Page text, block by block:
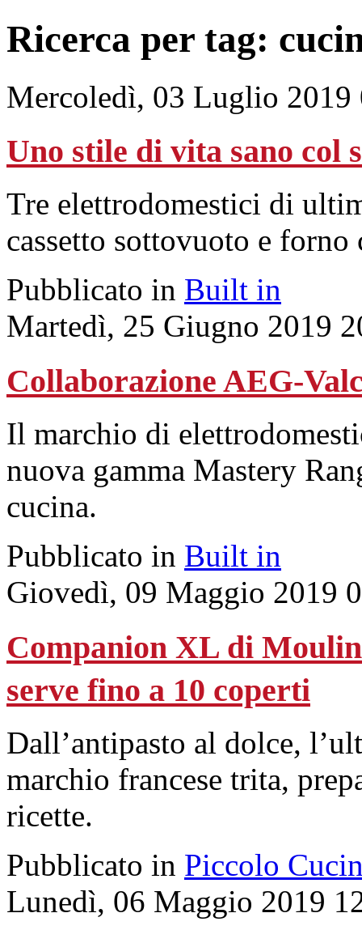
Ricerca per tag:
Mercoledì, 03 Luglio 2019
Uno stile di vita sano col
Tre elettrodomestici di
cassetto sottovuoto e forno
Pubblicato in Built in
Martedì, 25 Giugno 2019
Collaborazione AEG-
Il marchio di
nuova gamma Mastery
cucina.
Pubblicato in Built in
Giovedì, 09 Maggio 2019
Companion XL di
serve fino a 10 coperti
Dall’antipasto al dolce,
marchio francese trita,
ricette.
Pubblicato in Piccolo
Lunedì, 06 Maggio 2019